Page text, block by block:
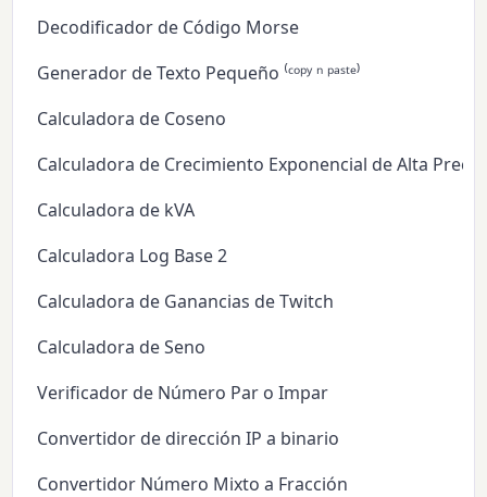
Decodificador de Código Morse
Generador de Texto Pequeño ⁽ᶜᵒᵖʸ ⁿ ᵖᵃˢᵗᵉ⁾
Calculadora de Coseno
Calculadora de Crecimiento Exponencial de Alta
Calculadora de kVA
Calculadora Log Base 2
Calculadora de Ganancias de Twitch
Calculadora de Seno
Verificador de Número Par o Impar
Convertidor de dirección IP a binario
Convertidor Número Mixto a Fracción